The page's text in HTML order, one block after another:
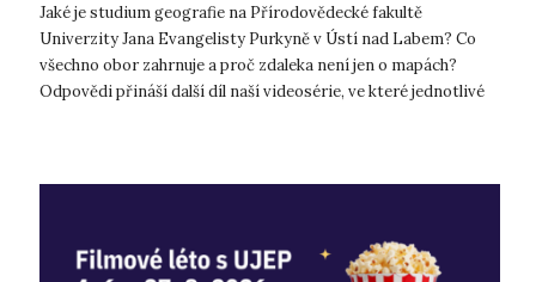
Jaké je studium geografie na Přírodovědecké fakultě
Univerzity Jana Evangelisty Purkyně v Ústí nad Labem? Co
všechno obor zahrnuje a proč zdaleka není jen o mapách?
Odpovědi přináší další díl naší videosérie, ve které jednotlivé